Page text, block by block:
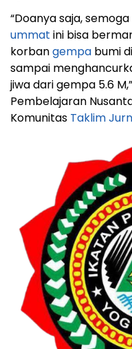
“Doanya saja,
ummat ini bisa
korbangempa bumi
sampai
jiwa dari gempa 5.6
Pembelajaran
Komunitas Taklim